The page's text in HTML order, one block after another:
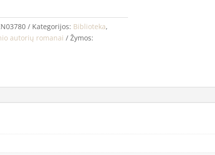
Kategorijos: Biblioteka,
autorių romanai
Žymos: